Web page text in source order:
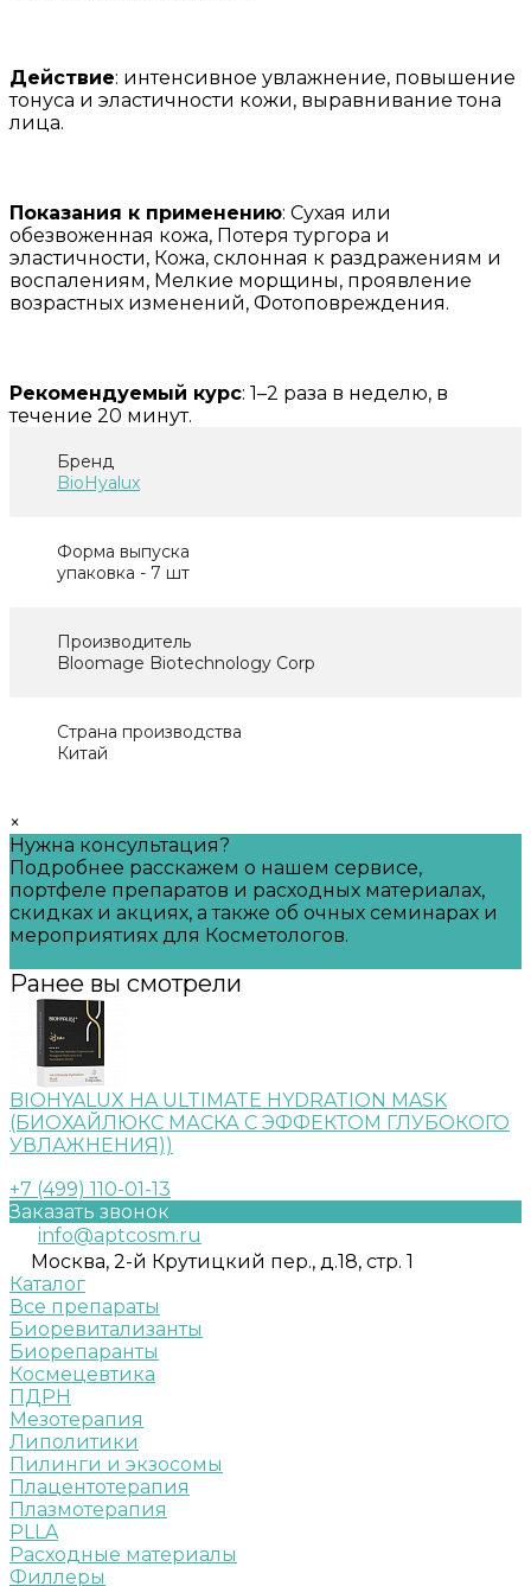
Действие: интенсивное увлажнение, повышение
тонуса и эластичности кожи, выравнивание тона
лица.
Показания к применению: Сухая или
обезвоженная кожа, Потеря тургора и
эластичности, Кожа, склонная к раздражениям и
воспалениям, Мелкие морщины, проявление
возрастных изменений, Фотоповреждения.
Рекомендуемый курс: 1–2 раза в неделю, в
течение 20 минут.
Бренд
BioHyalux
Форма выпуска
упаковка - 7 шт
Производитель
Bloomage Biotechnology Corp
Страна производства
Китай
×
Нужна консультация?
Подробнее расскажем о нашем сервисе,
портфеле препаратов и расходных материалах,
скидках и акциях, а также об очных семинарах и
мероприятиях для Косметологов.
Ранее вы смотрели
BIOHYALUX HA ULTIMATE HYDRATION MASK
(БИОХАЙЛЮКС МАСКА С ЭФФЕКТОМ ГЛУБОКОГО
УВЛАЖНЕНИЯ))
+7 (499) 110-01-13
Заказать звонок
info@aptcosm.ru
Москва, 2-й Крутицкий пер., д.18, стр. 1
Каталог
Все препараты
Биоревитализанты
Биорепаранты
Космецевтика
ПДРН
Мезотерапия
Липолитики
Пилинги и экзосомы
Плацентотерапия
Плазмотерапия
PLLA
Расходные материалы
Филлеры